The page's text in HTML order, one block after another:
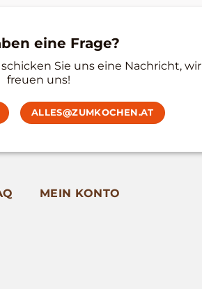
eine Frage?
Sie uns eine Nachricht, wir
freuen uns!
ALLES@ZUMKOCHEN.AT
MEIN KONTO